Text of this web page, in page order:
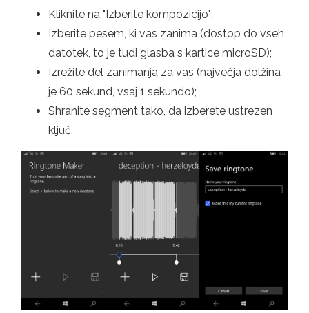
Kliknite na "Izberite kompozicijo";
Izberite pesem, ki vas zanima (dostop do vseh
datotek, to je tudi glasba s kartice microSD);
Izrežite del zanimanja za vas (največja dolžina
je 60 sekund, vsaj 1 sekundo);
Shranite segment tako, da izberete ustrezen
ključ.